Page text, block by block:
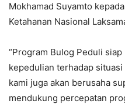
Mokhamad Suyamto
Ketahanan Nasional
“Program Bulog Peduli
kepedulian terhadap
kami juga akan berusaha
mendukung percepatan